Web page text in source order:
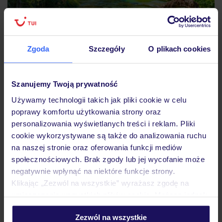
Zgoda Szczegóły O plikach cookies
Szanujemy Twoją prywatność
Używamy technologii takich jak pliki cookie w celu
poprawy komfortu użytkowania strony oraz
personalizowania wyświetlanych treści i reklam. Pliki
cookie wykorzystywane są także do analizowania ruchu
na naszej stronie oraz oferowania funkcji mediów
społecznościowych. Brak zgody lub jej wycofanie może
negatywnie wpłynąć na niektóre funkcje strony.
Klikając „Zezwól na wszystkie” wyrażasz zgodę na
umieszczenie wszystkich plików cookie. Możesz jednak
personalizować swój wybór wchodząc w zakładkę
Zezwól na wszystkie
Dla rodzin z dziećmi doskonałym wyborem będzie
położony w górach Çika w okręgu Wlora. Rozległe tereny
parku oferują możliwość obcowania z dziką przyrodą i
podziwiania spektakularnych widoków na góry opadające
wprost do Morza Jońskiego. Na miejscu wyznaczono
liczne szlaki turystyczne o różnym stopniu trudności,
dzięki czemu każdy znajdzie trasę dopasowaną do swoich
możliwości.
All Inclusive w Albanii